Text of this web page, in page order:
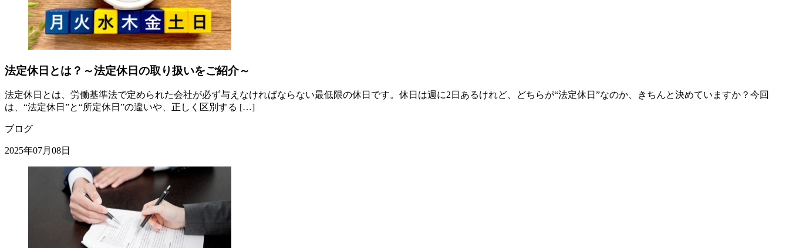
法定休日とは？～法定休日の取り扱いをご紹介～
法定休日とは、労働基準法で定められた会社が必ず与えなければならない最低限の休日です。休日は週に2日あるけれど、どちらが“法定休日”なのか、きちんと決めていますか？今回
は、“法定休日”と“所定休日”の違いや、正しく区別する […]
ブログ
2025年07月08日